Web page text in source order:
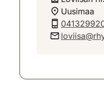
Uusimaa